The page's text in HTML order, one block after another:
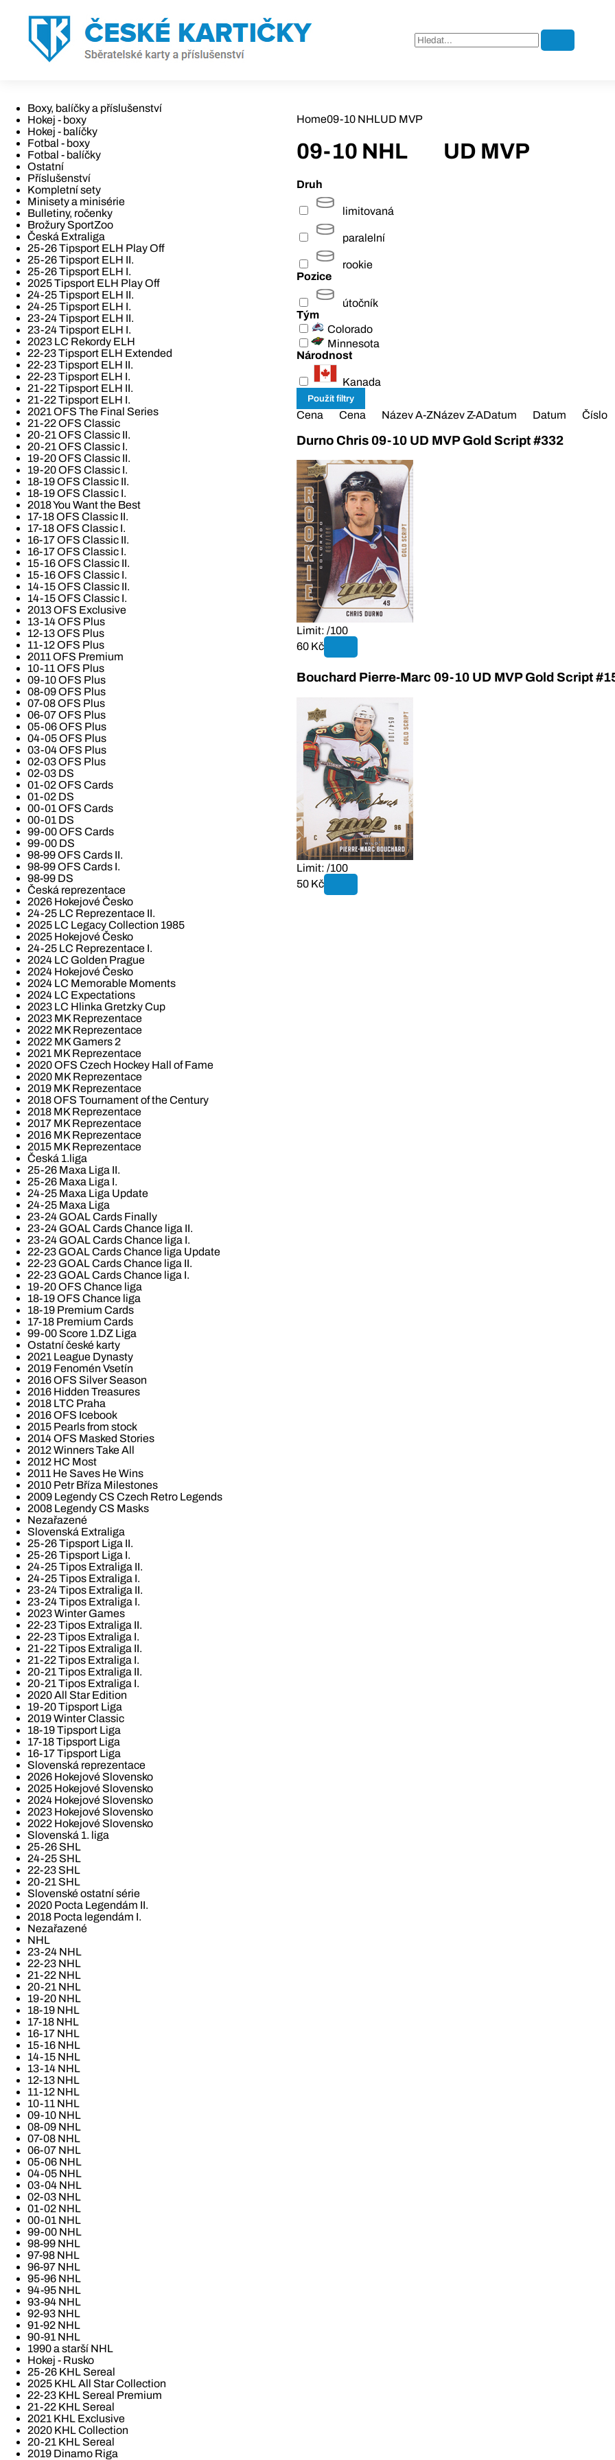
Boxy, balíčky a příslušenství
Hokej - boxy
Hokej - balíčky
Fotbal - boxy
Fotbal - balíčky
Ostatní
Příslušenství
Kompletní sety
Minisety a minisérie
Bulletiny, ročenky
Brožury SportZoo
Česká Extraliga
25-26 Tipsport ELH Play Off
25-26 Tipsport ELH II.
25-26 Tipsport ELH I.
2025 Tipsport ELH Play Off
24-25 Tipsport ELH II.
24-25 Tipsport ELH I.
23-24 Tipsport ELH II.
23-24 Tipsport ELH I.
2023 LC Rekordy ELH
22-23 Tipsport ELH Extended
22-23 Tipsport ELH II.
22-23 Tipsport ELH I.
21-22 Tipsport ELH II.
21-22 Tipsport ELH I.
2021 OFS The Final Series
21-22 OFS Classic
20-21 OFS Classic II.
20-21 OFS Classic I.
19-20 OFS Classic II.
19-20 OFS Classic I.
18-19 OFS Classic II.
18-19 OFS Classic I.
2018 You Want the Best
17-18 OFS Classic II.
17-18 OFS Classic I.
16-17 OFS Classic II.
16-17 OFS Classic I.
15-16 OFS Classic II.
15-16 OFS Classic I.
14-15 OFS Classic II.
14-15 OFS Classic I.
2013 OFS Exclusive
13-14 OFS Plus
12-13 OFS Plus
11-12 OFS Plus
2011 OFS Premium
10-11 OFS Plus
09-10 OFS Plus
08-09 OFS Plus
07-08 OFS Plus
06-07 OFS Plus
05-06 OFS Plus
04-05 OFS Plus
03-04 OFS Plus
02-03 OFS Plus
02-03 DS
01-02 OFS Cards
01-02 DS
00-01 OFS Cards
00-01 DS
99-00 OFS Cards
99-00 DS
98-99 OFS Cards II.
98-99 OFS Cards I.
98-99 DS
Česká reprezentace
2026 Hokejové Česko
24-25 LC Reprezentace II.
2025 LC Legacy Collection 1985
2025 Hokejové Česko
24-25 LC Reprezentace I.
2024 LC Golden Prague
2024 Hokejové Česko
2024 LC Memorable Moments
2024 LC Expectations
2023 LC Hlinka Gretzky Cup
2023 MK Reprezentace
2022 MK Reprezentace
2022 MK Gamers 2
2021 MK Reprezentace
2020 OFS Czech Hockey Hall of Fame
2020 MK Reprezentace
2019 MK Reprezentace
2018 OFS Tournament of the Century
2018 MK Reprezentace
2017 MK Reprezentace
2016 MK Reprezentace
2015 MK Reprezentace
Česká 1.liga
25-26 Maxa Liga II.
25-26 Maxa Liga I.
24-25 Maxa Liga Update
24-25 Maxa Liga
23-24 GOAL Cards Finally
23-24 GOAL Cards Chance liga II.
23-24 GOAL Cards Chance liga I.
22-23 GOAL Cards Chance liga Update
22-23 GOAL Cards Chance liga II.
22-23 GOAL Cards Chance liga I.
19-20 OFS Chance liga
18-19 OFS Chance liga
18-19 Premium Cards
17-18 Premium Cards
99-00 Score 1.DZ Liga
Ostatní české karty
2021 League Dynasty
2019 Fenomén Vsetín
2016 OFS Silver Season
2016 Hidden Treasures
2018 LTC Praha
2016 OFS Icebook
2015 Pearls from stock
2014 OFS Masked Stories
2012 Winners Take All
2012 HC Most
2011 He Saves He Wins
2010 Petr Bříza Milestones
2009 Legendy CS Czech Retro Legends
2008 Legendy CS Masks
Nezařazené
Slovenská Extraliga
25-26 Tipsport Liga II.
25-26 Tipsport Liga I.
24-25 Tipos Extraliga II.
24-25 Tipos Extraliga I.
23-24 Tipos Extraliga II.
23-24 Tipos Extraliga I.
2023 Winter Games
22-23 Tipos Extraliga II.
22-23 Tipos Extraliga I.
21-22 Tipos Extraliga II.
21-22 Tipos Extraliga I.
20-21 Tipos Extraliga II.
20-21 Tipos Extraliga I.
2020 All Star Edition
19-20 Tipsport Liga
2019 Winter Classic
18-19 Tipsport Liga
17-18 Tipsport Liga
16-17 Tipsport Liga
Slovenská reprezentace
2026 Hokejové Slovensko
2025 Hokejové Slovensko
2024 Hokejové Slovensko
2023 Hokejové Slovensko
2022 Hokejové Slovensko
Slovenská 1. liga
25-26 SHL
24-25 SHL
22-23 SHL
20-21 SHL
Slovenské ostatní série
2020 Pocta Legendám II.
2018 Pocta legendám I.
Nezařazené
NHL
23-24 NHL
22-23 NHL
21-22 NHL
20-21 NHL
19-20 NHL
18-19 NHL
17-18 NHL
16-17 NHL
15-16 NHL
14-15 NHL
13-14 NHL
12-13 NHL
11-12 NHL
10-11 NHL
09-10 NHL
08-09 NHL
07-08 NHL
06-07 NHL
05-06 NHL
04-05 NHL
03-04 NHL
02-03 NHL
01-02 NHL
00-01 NHL
99-00 NHL
98-99 NHL
97-98 NHL
96-97 NHL
95-96 NHL
94-95 NHL
93-94 NHL
92-93 NHL
91-92 NHL
90-91 NHL
1990 a starší NHL
Hokej - Rusko
25-26 KHL Sereal
2025 KHL All Star Collection
22-23 KHL Sereal Premium
21-22 KHL Sereal
2021 KHL Exclusive
2020 KHL Collection
20-21 KHL Sereal
2019 Dinamo Riga
Home09-10 NHLUD MVP
09-10 NHL UD MVP
Druh
limitovaná
paralelní
rookie
Pozice
útočník
Tým
Colorado
Minnesota
Národnost
Kanada
Cena Cena Název A-ZNázev Z-ADatum Datum Číslo
Durno Chris 09-10 UD MVP Gold Script #332
Limit: /100
60 Kč
Bouchard Pierre-Marc 09-10 UD MVP Gold Script
Limit: /100
50 Kč